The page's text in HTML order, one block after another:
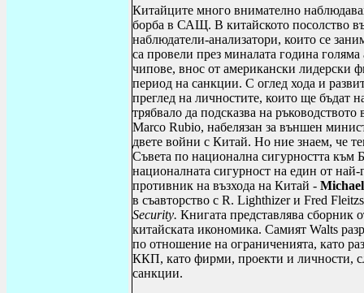
Китайците много внимателно
борба в САЩ. В китайското посолство
наблюдатели-анализатори, които се
са провели през миналата година
чипове, внос от американски лидерски
период на санкции. С оглед хода и
преглед на личностите, които ще бъдат
трябвало да подсказва на
Marco Rubio, набелязан за външен
двете войни с Китай. Но ние знаем, че
Съвета по национална сигурността към
националната сигурност на един от
противник на възхода на Китай -
в съавторство с R. Lighthizerи Fred Fleitzs
Security. Книгата представлява сборник
китайската икономика. Самият Walts
по отношение на ограниченията, като
ККП, като фирми, проекти и личности,
санкции.